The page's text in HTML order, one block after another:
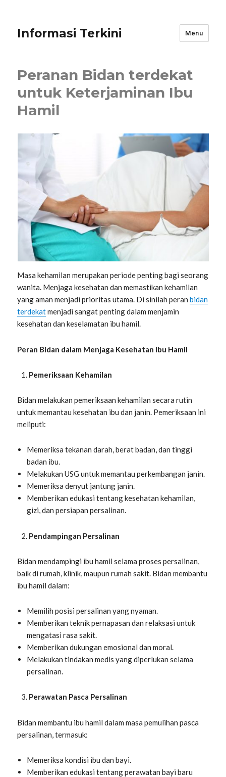
Informasi Terkini Menu
Peranan Bidan terdekat
untuk Keterjaminan Ibu
Hamil
Masa kehamilan merupakan periode penting bagi seorang
wanita. Menjaga kesehatan dan memastikan kehamilan
yang aman menjadi prioritas utama. Di sinilah peranbidan
terdekatmenjadi sangat penting dalam menjamin
kesehatan dan keselamatan ibu hamil.
Peran Bidan dalam Menjaga Kesehatan Ibu Hamil
Pemeriksaan Kehamilan
Bidan melakukan pemeriksaan kehamilan secara rutin
untuk memantau kesehatan ibu dan janin. Pemeriksaan ini
meliputi:
Memeriksa tekanan darah, berat badan, dan tinggi
badan ibu.
Melakukan USG untuk memantau perkembangan janin.
Memeriksa denyut jantung janin.
Memberikan edukasi tentang kesehatan kehamilan,
gizi, dan persiapan persalinan.
Pendampingan Persalinan
Bidan mendampingi ibu hamil selama proses persalinan,
baik di rumah, klinik, maupun rumah sakit. Bidan membantu
ibu hamil dalam:
Memilih posisi persalinan yang nyaman.
Memberikan teknik pernapasan dan relaksasi untuk
mengatasi rasa sakit.
Memberikan dukungan emosional dan moral.
Melakukan tindakan medis yang diperlukan selama
persalinan.
Perawatan Pasca Persalinan
Bidan membantu ibu hamil dalam masa pemulihan pasca
persalinan, termasuk:
Memeriksa kondisi ibu dan bayi.
Memberikan edukasi tentang perawatan bayi baru